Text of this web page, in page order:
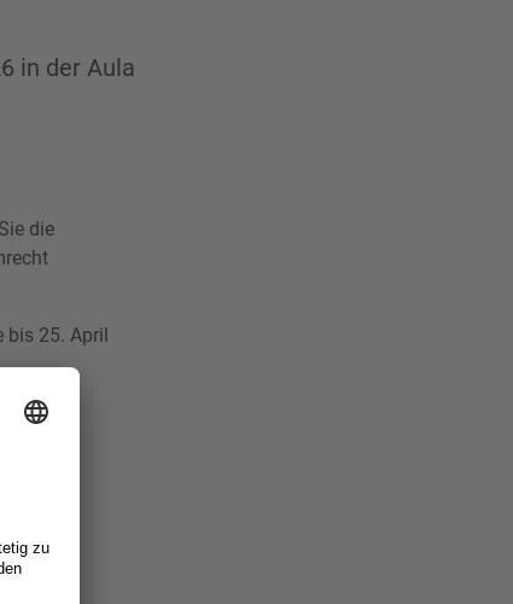
in der Aula
die
bis 25. April